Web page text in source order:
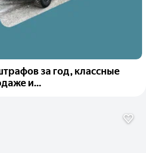
за год, классные
и...